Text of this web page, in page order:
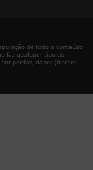
de todo o conteúdo
faz qualquer tipo de
perdas, danos (diretos,